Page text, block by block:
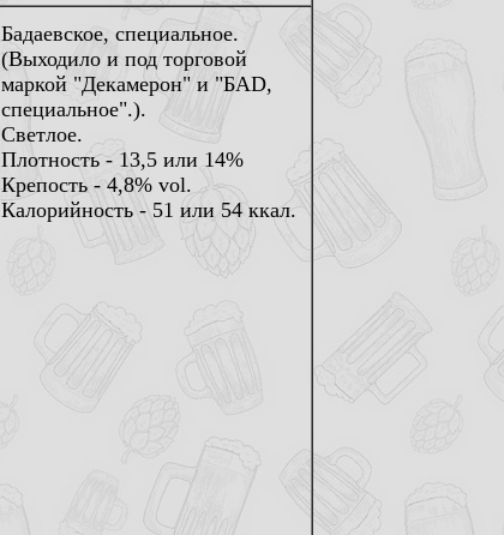
Бадаевское, специальное.
(Выходило и под торговой
маркой "Декамерон" и "БАD,
специальное".).
Светлое.
Плотность - 13,5 или 14%
Крепость - 4,8% vol.
Калорийность - 51 или 54 ккал.